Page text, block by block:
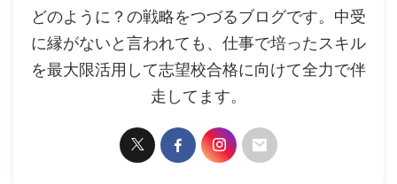
どのように？の戦略をつづるブログです。中受
に縁がないと言われても、仕事で培ったスキル
を最大限活用して志望校合格に向けて全力で伴
走してます。